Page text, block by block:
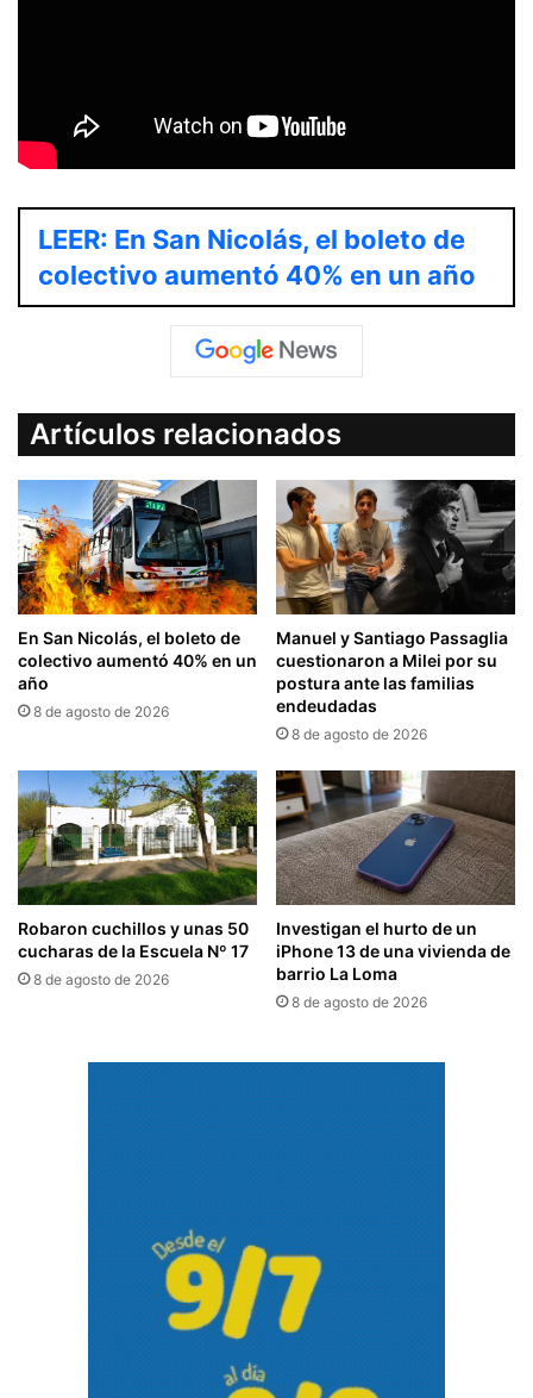
LEER: En San Nicolás, el boleto de
colectivo aumentó 40% en un año
Artículos relacionados
En San Nicolás, el boleto de
colectivo aumentó 40% en un
año
8 de agosto de 2026
Manuel y Santiago Passaglia
cuestionaron a Milei por su
postura ante las familias
endeudadas
8 de agosto de 2026
Robaron cuchillos y unas 50
cucharas de la Escuela Nº 17
8 de agosto de 2026
Investigan el hurto de un
iPhone 13 de una vivienda de
barrio La Loma
8 de agosto de 2026